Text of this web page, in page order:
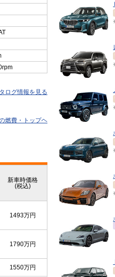
ログ情報を見る
燃費・トップヘ
新車時価格
(税込)
1493万円
1790万円
1550万円